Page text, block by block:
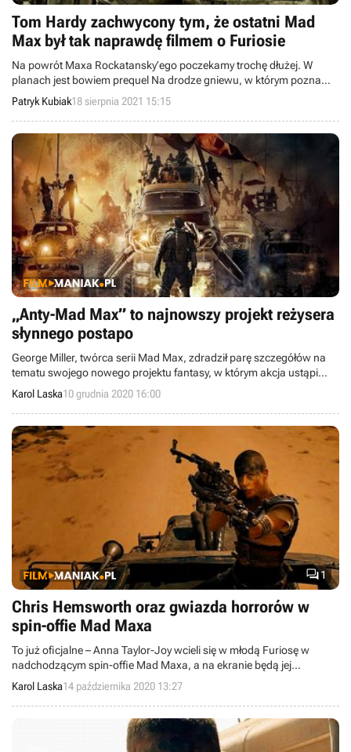
Tom Hardy zachwycony tym, że ostatni Mad
Max był tak naprawdę filmem o Furiosie
Na powrót Maxa Rockatansky’ego poczekamy trochę dłużej. W
planach jest bowiem prequel Na drodze gniewu, w którym poznamy
przeszłość Furiosy. Tom Hardy stwierdził jednak, że oryginalny
obraz tak naprawdę również był o cesarzowej.
Patryk Kubiak18 sierpnia 2021 15:15
„Anty-Mad Max” to najnowszy projekt reżysera
słynnego postapo
George Miller, twórca serii Mad Max, zdradził parę szczegółów na
tematu swojego nowego projektu fantasy, w którym akcja ustąpi
miejsca dramaturgii oraz dialogom. Znamy również
zaangażowanych w produkcję aktorów.
Karol Laska10 grudnia 2020 16:00
1
Chris Hemsworth oraz gwiazda horrorów w
spin-offie Mad Maxa
To już oficjalne – Anna Taylor-Joy wcieli się w młodą Furiosę w
nadchodzącym spin-offie Mad Maxa, a na ekranie będą jej
partnerować nie lada gwiazdorzy, znani przede wszystkim z kina
superbohaterskiego.
Karol Laska14 października 2020 13:27